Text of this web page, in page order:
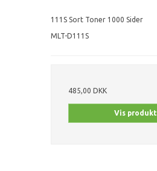
111S Sort Toner 1000 Sider
MLT-D111S
485,00 DKK
Vis produkt